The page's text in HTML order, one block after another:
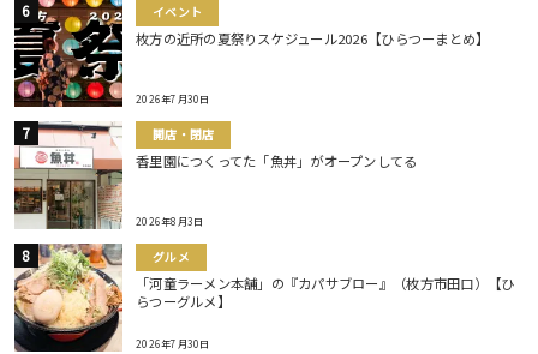
イベント
枚方の近所の夏祭りスケジュール2026【ひらつーまとめ】
2026年7月30日
開店・閉店
香里園につくってた「魚丼」がオープンしてる
2026年8月3日
グルメ
「河童ラーメン本舗」の『カパサブロー』（枚方市田口）【ひ
らつーグルメ】
2026年7月30日